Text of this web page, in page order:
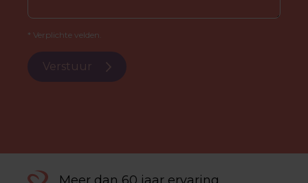
* Verplichte velden.
Verstuur